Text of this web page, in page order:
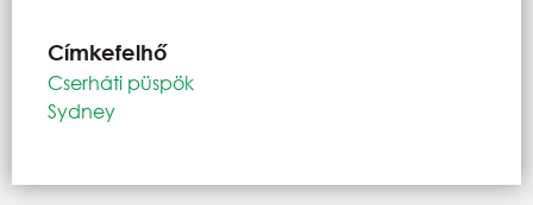
Címkefelhő
Cserháti püspök
Sydney